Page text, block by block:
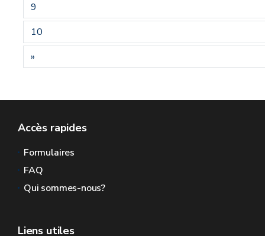
9
10
»
Accès rapides
Formulaires
FAQ
Qui sommes-nous?
Liens utiles